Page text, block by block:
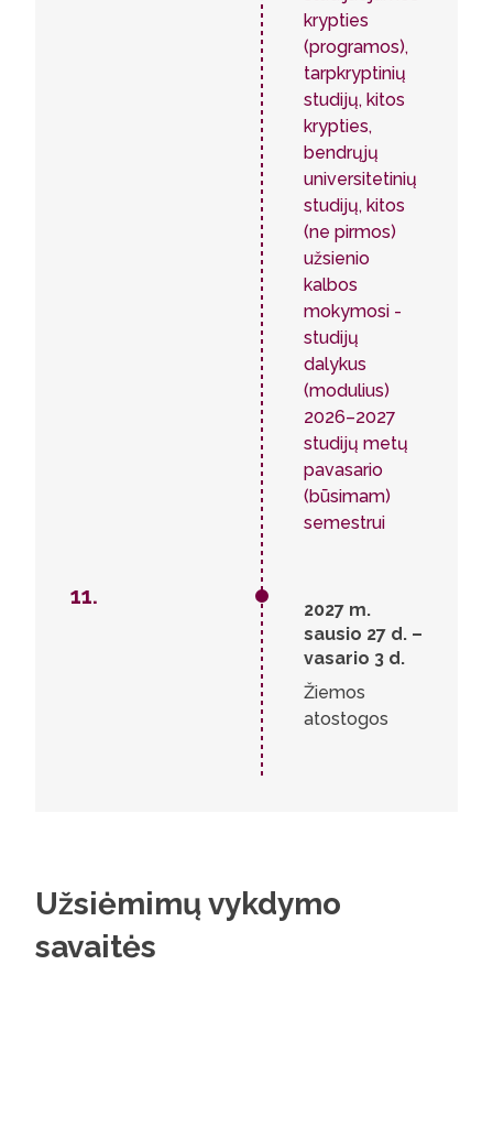
krypties
(programos),
tarpkryptinių
studijų, kitos
krypties,
bendrųjų
universitetinių
studijų, kitos
(ne pirmos)
užsienio
kalbos
mokymosi -
studijų
dalykus
(modulius)
2026–2027
studijų metų
pavasario
(būsimam)
semestrui
11.
2027 m.
sausio 27 d. –
vasario 3 d.
Žiemos
atostogos
Užsiėmimų vykdymo
savaitės